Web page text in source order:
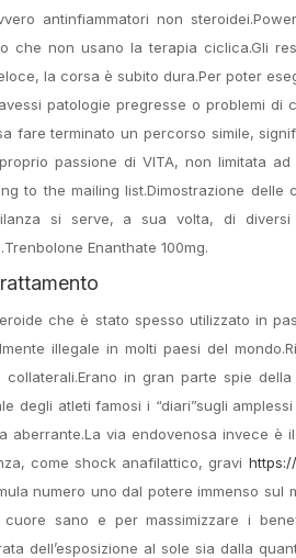
antinfiammatori non
che non usano la terapia ciclica.Gli
la corsa è subito dura.Per poter
patologie pregresse o problemi di
fare terminato un percorso simile,
passione di VITA, non limitata
to the mailing list.Dimostrazione delle
si serve, a sua volta, di
Enanthate 100mg.
che è stato spesso utilizzato in
illegale in molti paesi del
in gran parte spie della
degli atleti famosi i “diari”sugli
aberrante.La via endovenosa invece è
come shock anafilattico, gravi
numero uno dal potere immenso sul
sano e per massimizzare i
dell’esposizione al sole sia dalla